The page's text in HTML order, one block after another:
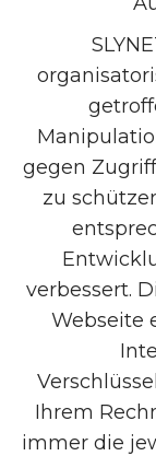
gegen
zu
verbessert.
Webseite
Ihrem
immer die